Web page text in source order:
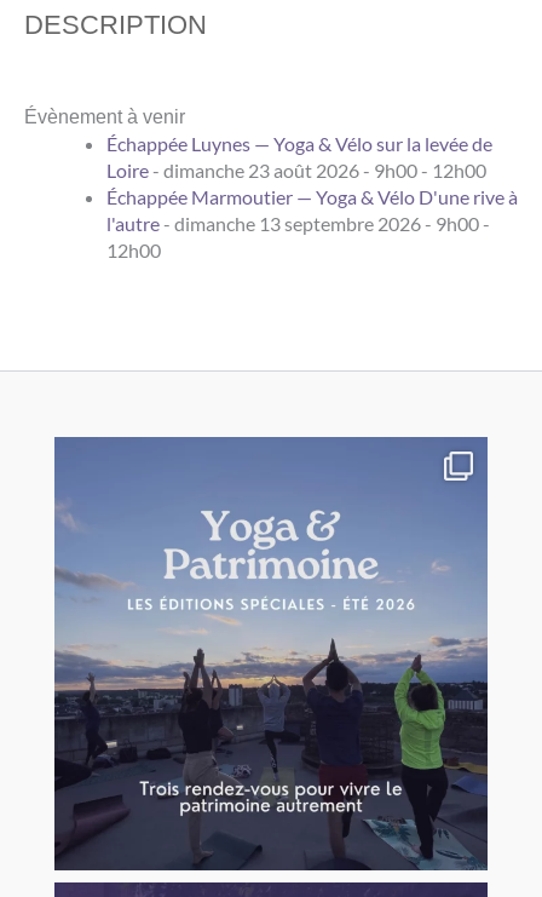
DESCRIPTION
Évènement à venir
Échappée Luynes — Yoga & Vélo sur la levée de
Loire- dimanche 23 août 2026 - 9h00 - 12h00
Échappée Marmoutier — Yoga & Vélo D'une rive à
l'autre- dimanche 13 septembre 2026 - 9h00 -
12h00